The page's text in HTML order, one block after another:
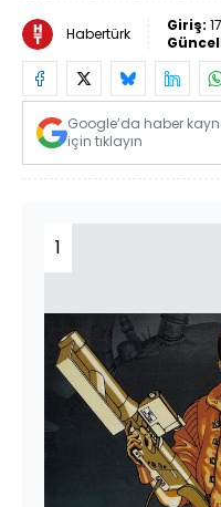
Habertürk Giriş:
Google’da haber
için tıklayın
1